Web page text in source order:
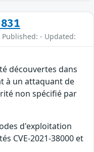
Published: - Updated:
découvertes dans
à un attaquant de
non spécifié par
d'exploitation
CVE-2021-38000 et